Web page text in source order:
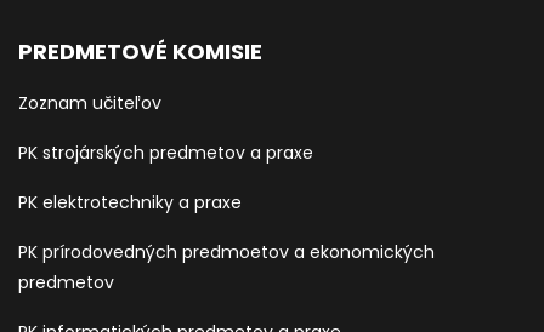
PREDMETOVÉ KOMISIE
Zoznam učiteľov
PK strojárských predmetov a praxe
PK elektrotechniky a praxe
PK prírodovedných predmoetov a ekonomických
predmetov